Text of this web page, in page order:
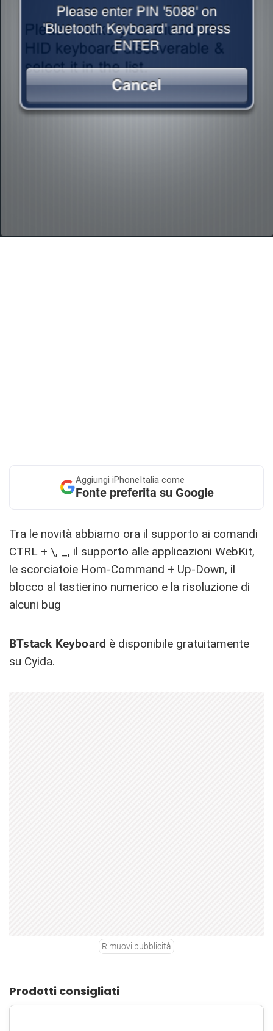
Aggiungi iPhoneItalia come
Fonte preferita su Google
Tra le novità abbiamo ora il supporto ai comandi
CTRL + \, _, il supporto alle applicazioni WebKit,
le scorciatoie Hom-Command + Up-Down, il
blocco al tastierino numerico e la risoluzione di
alcuni bug
BTstack Keyboard è disponibile gratuitamente
su Cyida.
Rimuovi pubblicità
Prodotti consigliati